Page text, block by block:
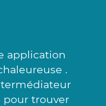
application
.
trouver